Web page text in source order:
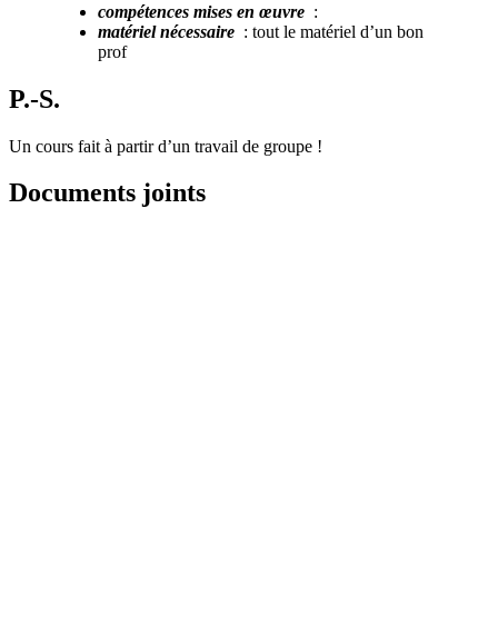
compétences mises en œuvre :
matériel nécessaire : tout le matériel d’un bon
prof
P.-S.
Un cours fait à partir d’un travail de groupe !
Documents joints